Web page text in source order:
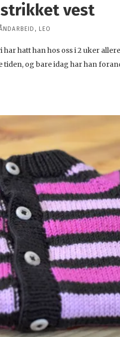
vest
, LEO
har hatt han hos oss i 2 uker
tiden, og bare idag har han